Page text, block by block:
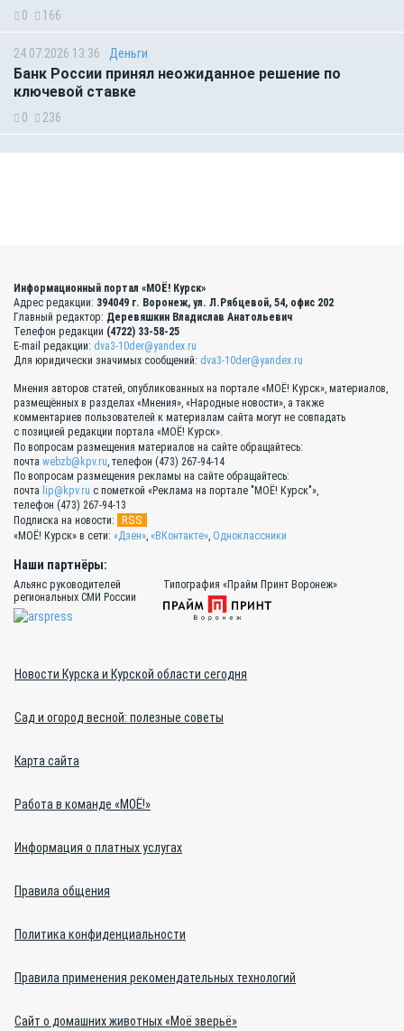
0 166
24.07.2026 13:36 Деньги
Банк России принял неожиданное решение по
ключевой ставке
0 236
Информационный портал «МОЁ! Курск»
Адрес редакции: 394049 г. Воронеж, ул. Л.Рябцевой, 54, офис 202
Главный редактор: Деревяшкин Владислав Анатольевич
Телефон редакции (4722) 33-58-25
E-mail редакции: dva3-10der@yandex.ru
Для юридически значимых сообщений: dva3-10der@yandex.ru
Мнения авторов статей, опубликованных на портале «МОЁ! Курск», материалов,
размещённых в разделах «Мнения», «Народные новости», а также
комментариев пользователей к материалам сайта могут не совпадать
с позицией редакции портала «МОЁ! Курск».
По вопросам размещения материалов на сайте обращайтесь:
почта webzb@kpv.ru, телефон (473) 267-94-14
По вопросам размещения рекламы на сайте обращайтесь:
почта lip@kpv.ru с пометкой «Реклама на портале "МОЁ! Курск"»,
телефон (473) 267-94-13
Подписка на новости:
RSS
«МОЁ! Курск» в сети: «Дзен», «ВКонтакте», Одноклассники
Наши партнёры:
Альянс руководителей
региональных СМИ России
Типография «Прайм Принт Воронеж»
Новости Курска и Курской области сегодня
Сад и огород весной: полезные советы
Карта сайта
Работа в команде «МОЁ!»
Информация о платных услугах
Правила общения
Политика конфиденциальности
Правила применения рекомендательных технологий
Сайт о домашних животных «Моё зверьё»